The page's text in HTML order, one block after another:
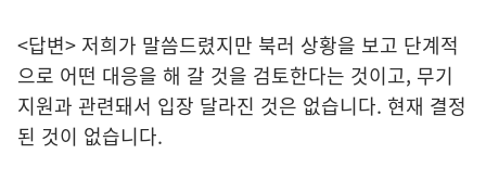
<답변> 저희가 말씀드렸지만 북러 상황을 보고 단계적
으로 어떤 대응을 해 갈 것을 검토한다는 것이고, 무기
지원과 관련돼서 입장 달라진 것은 없습니다. 현재 결정
된 것이 없습니다.